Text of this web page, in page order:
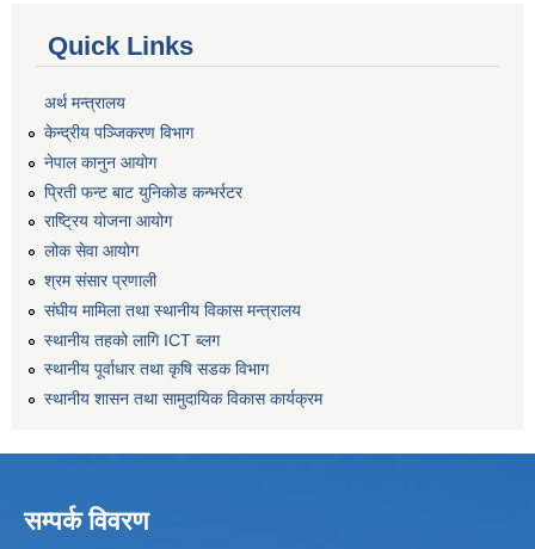
Quick Links
अर्थ मन्त्रालय
केन्द्रीय पञ्जिकरण विभाग
नेपाल कानुन आयोग
प्रिती फन्ट बाट युनिकोड कन्भर्रटर
राष्ट्रिय योजना आयोग
लोक सेवा आयोग
श्रम संसार प्रणाली
संघीय मामिला तथा स्थानीय विकास मन्त्रालय
स्थानीय तहको लागि ICT ब्लग
स्थानीय पूर्वाधार तथा कृषि सडक विभाग
स्थानीय शासन तथा सामुदायिक विकास कार्यक्रम
सम्पर्क विवरण